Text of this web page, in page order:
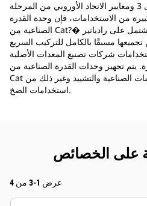
المستوى 3 ومعايير الاتحاد الأوروبي من المرحلة IIIA. وحيث يتم تكوينها
من الاستخدامات، فإن وحدة القدرة
الصناعية من Cat?� عبارة عن مجموعة قدرة كاملة تشتمل على رادياتير
مسبقًا بالكامل للتركيب السريع
شركات تصنيع المعدات الأصلية
يتم تجهيز وحدات القدرة الصناعية من
Cat لاستخدامات الري والاستخدامات الصناعية والتشييد وغير ذلك من
استخدامات الضخ.
على الخصائص
عرض 1-3 من 4